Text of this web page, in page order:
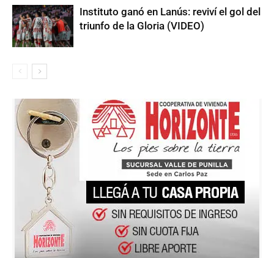
Instituto ganó en Lanús: reviví el gol del
triunfo de la Gloria (VIDEO)